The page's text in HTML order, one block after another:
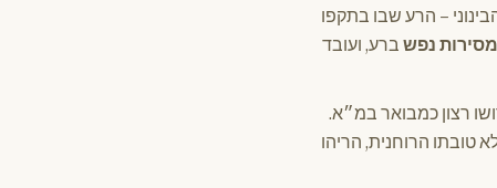
– הרע שבו בתקפו
נפש ברע, ועובד
רצון כמבואר במ״א.
טובתו הרוחנית, הריהו